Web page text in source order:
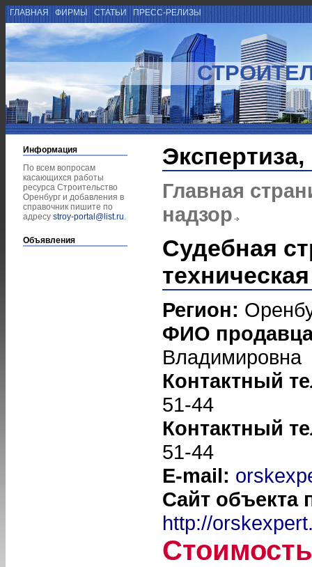
ГЛАВНАЯ ФИРМЫ СТАТЬИ ПРЕСС-РЕЛИЗЫ
Информация
По всем вопросам
касающихся работы
ресурса Строительство
Оренбург и добавления в
справочник пишите по
адресу stroy-portal@list.ru.
Объявления
Главная
надзор
Судебная
Регион:
ФИО
Владимировна
Контактный
51-44
Контактный
51-44
E-mail:
Сайт объекта
http://